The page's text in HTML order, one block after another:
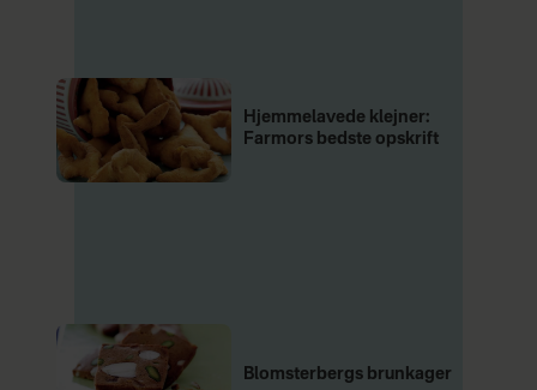
Hjemmelavede klejner:
Farmors bedste opskrift
Blomsterbergs brunkager